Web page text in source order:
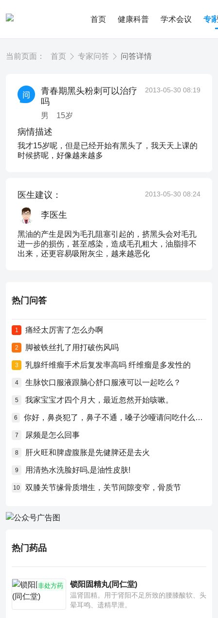
首页 健康科普 学术会议 专
当前页面： 首页 专家问答 问答详情
青春期黑头粉刺可以治疗
吗
男 15岁
2013-05-30 08:19
病情描述
我才15岁呢，但是已经开始有黑头了，我天天上课的
时候挤呢，好像越来越多
医生建议： 2013-05-30 08:24
李医生
黑油的产生是因为毛孔阻塞引起的，挤黑头会对毛孔
进一步的损伤，甚至感染，造成毛孔粗大，油脂排不
出来，还更容易吸附灰尘，越来越恶化
热门问答
1 痛经太厉害了怎么办啊
2 脚被铁丝扎了用打破伤风吗
3 乳腺纤维瘤手术后复发率高吗 纤维瘤是多发性的
4 生脉饮口服液跟脑心舒口服液可以一起吃么？
5 我家宝宝才四个月大，最近忽然开始咳嗽。
6 你好，鼻炎犯了，鼻子不通，嗓子沙哑请问吃什么药比较好？
7 尿频是怎么回事
8 肝火旺和脾虚腹胀是先健脾还是去火
9 用清热水洗脸好吗,是油性皮肤!
10 双膝关节缘骨质增生，关节间隙变窄，骨质节
热门药品
非处方药 锁阳固精丸(同仁堂)
温肾固精。用于肾阳不足所致的腰膝酸软、头
晕耳鸣、遗精早泄。